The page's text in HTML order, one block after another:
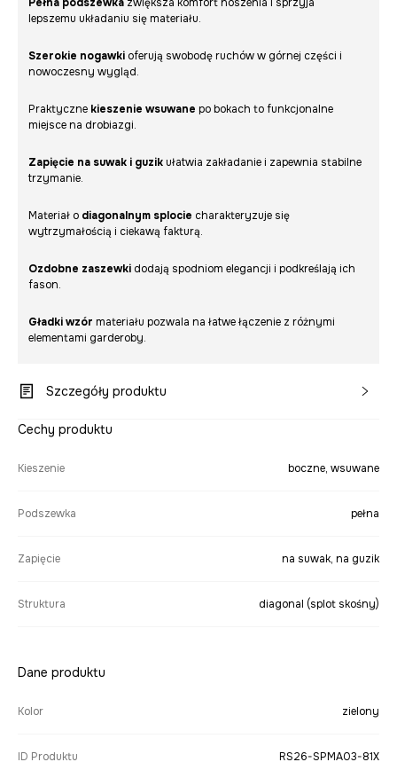
Pełna podszewka zwiększa komfort noszenia i sprzyja
lepszemu układaniu się materiału.
Szerokie nogawki oferują swobodę ruchów w górnej części i
nowoczesny wygląd.
Praktyczne kieszenie wsuwane po bokach to funkcjonalne
miejsce na drobiazgi.
Zapięcie na suwak i guzik ułatwia zakładanie i zapewnia stabilne
trzymanie.
Materiał o diagonalnym splocie charakteryzuje się
wytrzymałością i ciekawą fakturą.
Ozdobne zaszewki dodają spodniom elegancji i podkreślają ich
fason.
Gładki wzór materiału pozwala na łatwe łączenie z różnymi
elementami garderoby.
Szczegóły produktu
Cechy produktu
Kieszenie boczne, wsuwane
Podszewka pełna
Zapięcie na suwak, na guzik
Struktura diagonal (splot skośny)
Dane produktu
Kolor zielony
ID Produktu RS26-SPMA03-81X